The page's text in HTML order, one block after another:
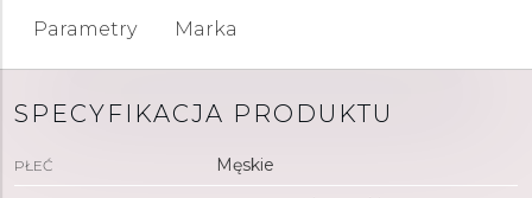
Parametry Marka
SPECYFIKACJA PRODUKTU
PŁEĆ Męskie